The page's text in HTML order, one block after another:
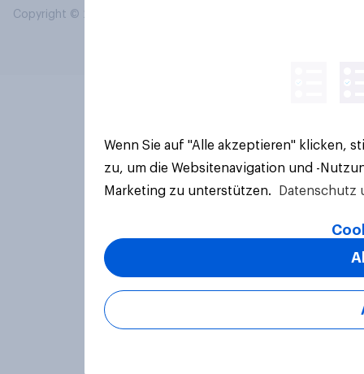
Copyright © 2026 YouGov PLC. Alle Rechte vorbehalten.
Wenn Sie auf "Alle akzeptieren" klicken,
zu, um die Websitenavigation und -
Marketing zu unterstützen.
Datenschutz